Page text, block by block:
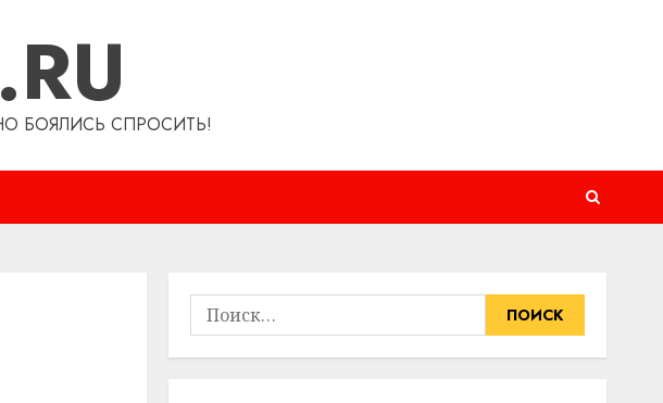
БОЯЛИСЬ СПРОСИТЬ!
Найти: